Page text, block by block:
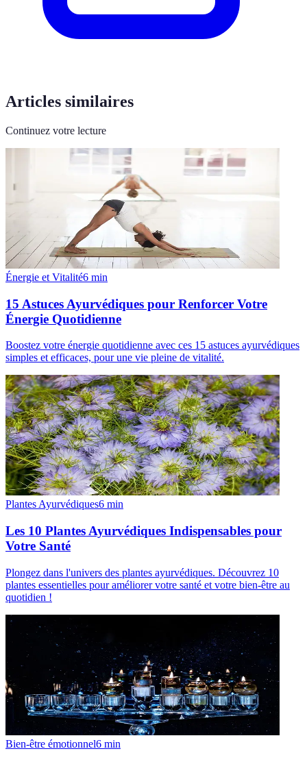
Articles similaires
Continuez votre lecture
Énergie et Vitalité6 min
15 Astuces Ayurvédiques pour Renforcer Votre
Énergie Quotidienne
Boostez votre énergie quotidienne avec ces 15 astuces ayurvédiques
simples et efficaces, pour une vie pleine de vitalité.
Plantes Ayurvédiques6 min
Les 10 Plantes Ayurvédiques Indispensables pour
Votre Santé
Plongez dans l'univers des plantes ayurvédiques. Découvrez 10
plantes essentielles pour améliorer votre santé et votre bien-être au
quotidien !
Bien-être émotionnel6 min